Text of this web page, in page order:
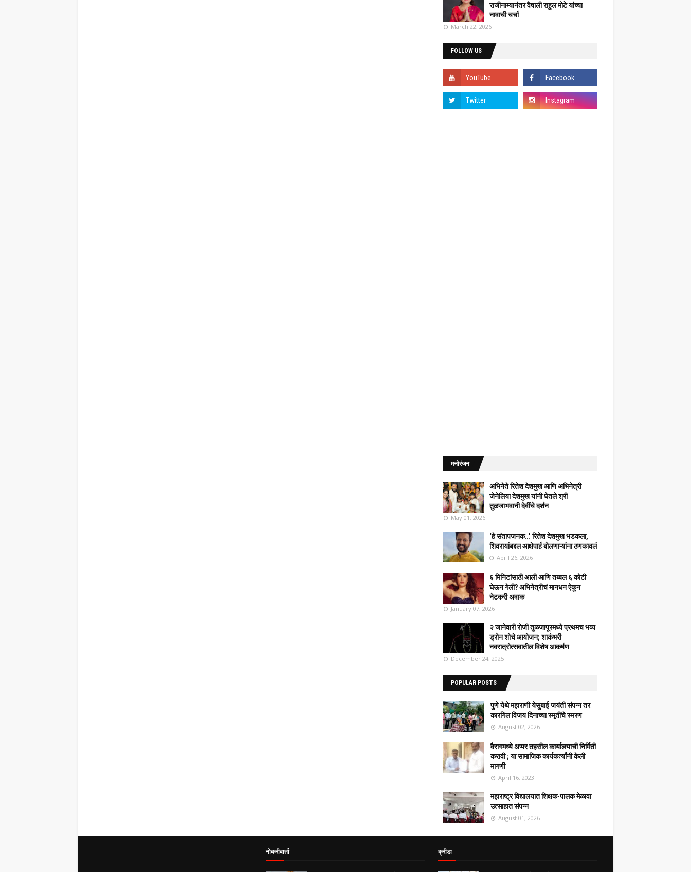
राजीनाम्यानंतर वैषाली राहुल मोटे यांच्या
नावाची चर्चा
March 22, 2026
FOLLOW US
मनोरंजन
अभिनेते रितेश देशमुख आणि अभिनेत्री
जेनेलिया देशमुख यांनी घेतले श्री
तुळजाभवानी देवींचे दर्शन
May 01, 2026
‘हे संतापजनक…’ रितेश देशमुख भडकला,
शिवरायांबद्दल आक्षेपार्ह बोलणाऱ्यांना ठणकावलं
April 26, 2026
६ मिनिटांसाठी आली आणि तब्बल ६ कोटी
घेऊन गेली? अभिनेत्रीचं मानधन ऐकून
नेटकरी अवाक
January 07, 2026
२ जानेवारी रोजी तुळजापूरमध्ये प्रथमच भव्य
ड्रोन शोचे आयोजन; शाकंभरी
नवरात्रोत्सवातील विशेष आकर्षण
December 24, 2025
POPULAR POSTS
पुणे येथे महाराणी येसुबाई जयंती संपन्न तर
कारगिल विजय दिनाच्या स्मृतींचे स्मरण
August 02, 2026
वैरागमध्ये अप्पर तहसील कार्यालयाची निर्मिती
करावी ; या सामाजिक कार्यकर्त्यांनी केली
मागणी
April 16, 2023
महाराष्ट्र विद्यालयात शिक्षक-पालक मेळावा
उत्साहात संपन्न
August 01, 2026
नोकरीवार्ता क्रीडा